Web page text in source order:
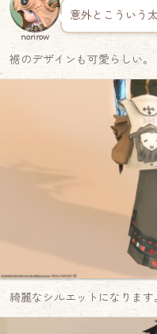
norirow
意外とこういう
裾のデザインも可愛らしい。
綺麗なシルエットになります。